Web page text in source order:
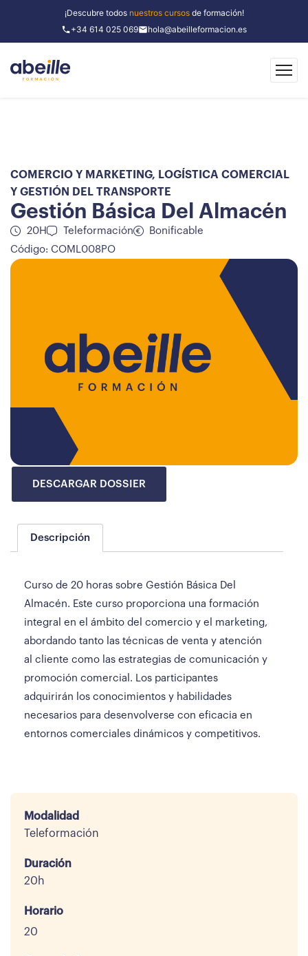
¡Descubre todos nuestros cursosde formación!
+34 614 025 069
hola@abeilleformacion.es
COMERCIO Y MARKETING, LOGÍSTICA COMERCIAL
Y GESTIÓN DEL TRANSPORTE
Gestión Básica Del Almacén
20H Teleformación
Bonificable
Código: COML008PO
DESCARGAR DOSSIER
Descripción
Curso de 20 horas sobre Gestión Básica Del
Almacén. Este curso proporciona una formación
integral en el ámbito del comercio y el marketing,
abordando tanto las técnicas de venta y atención
al cliente como las estrategias de comunicación y
promoción comercial. Los participantes
adquirirán los conocimientos y habilidades
necesarios para desenvolverse con eficacia en
entornos comerciales dinámicos y competitivos.
Modalidad
Teleformación
Duración
20h
Horario
20